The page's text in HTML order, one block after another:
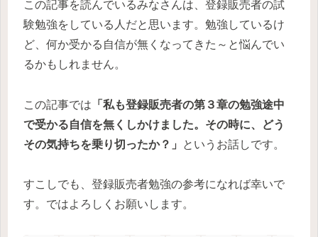
この記事を読んでいるみなさんは、登録販売者の試
験勉強をしている人だと思います。勉強しているけ
ど、何か受かる自信が無くなってきた～と悩んでい
るかもしれません。
この記事では 「私も登録販売者の第３章の勉強途中
で受かる自信を無くしかけました。その時に、どう
その気持ちを乗り切ったか？」
というお話しです。
すこしでも、登録販売者勉強の参考になれば幸いで
す。ではよろしくお願いします。